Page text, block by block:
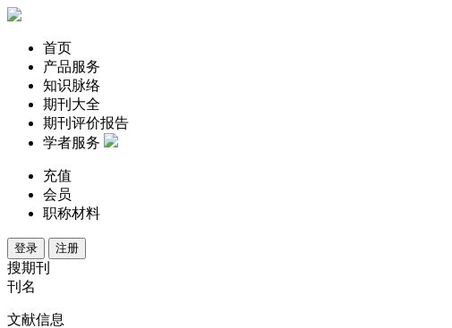
首页
产品服务
知识脉络
期刊大全
期刊评价报告
学者服务
充值
会员
职称材料
登录 注册
搜期刊
刊名
文献信息